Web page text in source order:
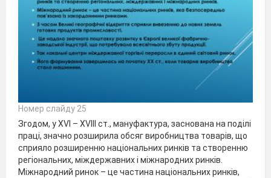
Номер слайду 25
Згодом, у XVI – XVIII ст., мануфактура, заснована на поділі
праці, значно розширила обсяг виробництва товарів, що
сприяло розширенню національних ринків та створенню
регіональних, міждержавних і міжнародних ринків.
Міжнародний ринок – це частина національних ринків,